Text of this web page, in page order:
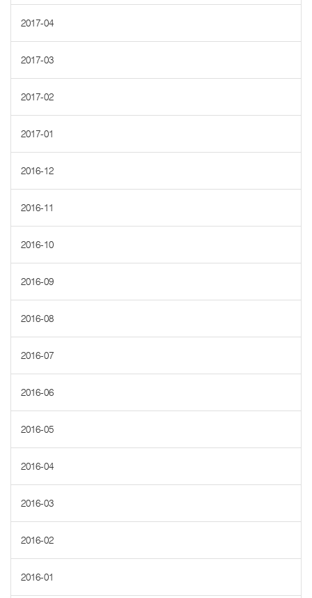
2017-04
2017-03
2017-02
2017-01
2016-12
2016-11
2016-10
2016-09
2016-08
2016-07
2016-06
2016-05
2016-04
2016-03
2016-02
2016-01